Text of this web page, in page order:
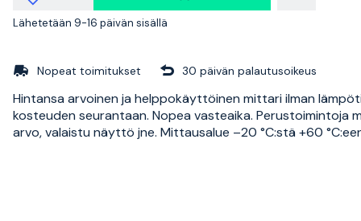
Lähetetään 9-16 päivän sisällä
Nopeat toimitukset 30 päivän palautusoikeus
Hintansa arvoinen ja helppokäyttöinen mittari ilman
kosteuden seurantaan. Nopea vasteaika. Perustoimintoja
arvo, valaistu näyttö jne. Mittausalue –20 °C:stä +60